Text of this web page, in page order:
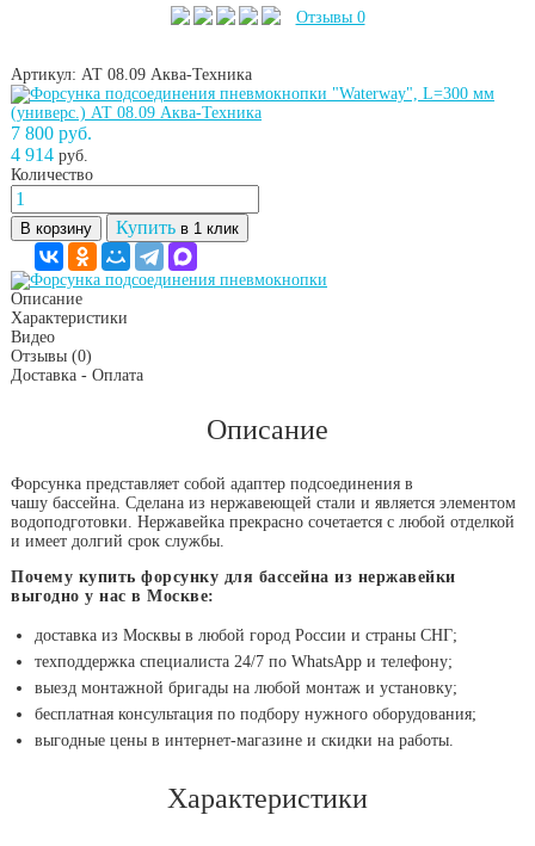
Отзывы 0
Артикул: АТ 08.09 Аква-Техника
7 800 руб.
4 914 руб.
Количество
В корзину Купить в 1 клик
Описание
Характеристики
Видео
Отзывы (0)
Доставка - Оплата
Описание
Форсунка представляет собой адаптер подсоединения в
чашу бассейна. Сделана из нержавеющей стали и является элементом
водоподготовки. Нержавейка прекрасно сочетается с любой отделкой
и имеет долгий срок службы.
Почему купить форсунку для бассейна из нержавейки
выгодно у нас в Москве:
доставка из Москвы в любой город России и страны СНГ;
техподдержка специалиста 24/7 по WhatsApp и телефону;
выезд монтажной бригады на любой монтаж и установку;
бесплатная консультация по подбору нужного оборудования;
выгодные цены в интернет-магазине и скидки на работы.
Характеристики